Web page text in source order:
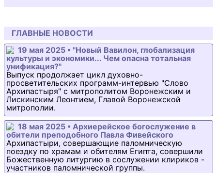
ГЛАВНЫЕ НОВОСТИ
19 мая 2025 • "Новый Вавилон, глобализация
культуры и экономики... Чем опасна тотальная
унификация?"
Выпуск продолжает цикл духовно-
просветительских программ-интервью "Слово
Архипастыря" с митрополитом Воронежским и
Лискинским Леонтием, Главой Воронежской
митрополии.
18 мая 2025 • Архиерейское богослужение в
обители преподобного Павла Фивейского
Архипастыри, совершающие паломническую
поездку по храмам и обителям Египта, совершили
Божественную литургию в сослужении клириков -
участников паломнической группы.